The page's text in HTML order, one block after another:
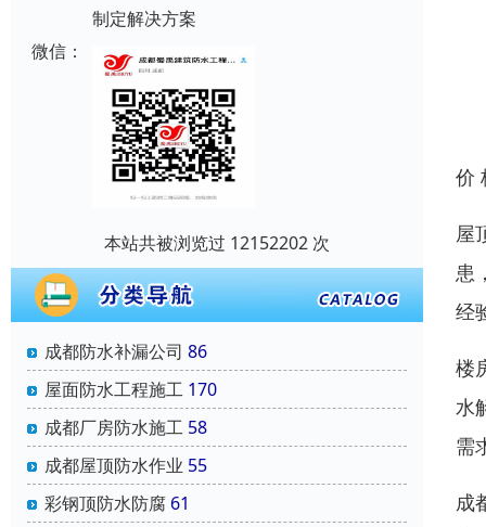
制定解决方案
微信：
本站共被浏览过 12152202 次
成都防水补漏公司 86
屋面防水工程施工 170
成都厂房防水施工 58
成都屋顶防水作业 55
彩钢顶防水防腐 61
价
屋
患
经
楼
水
需
成